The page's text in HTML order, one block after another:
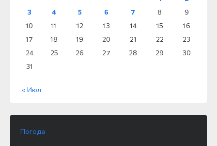
3
4 5 6 7 8
9
10
11 12 13 14 15
16
17
18 19 20 21 22
23
24
25 26 27 28 29
30
31
« Июл
Погода